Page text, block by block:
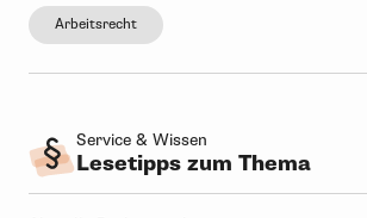
Arbeitsrecht
Service & Wissen
Lesetipps zum Thema